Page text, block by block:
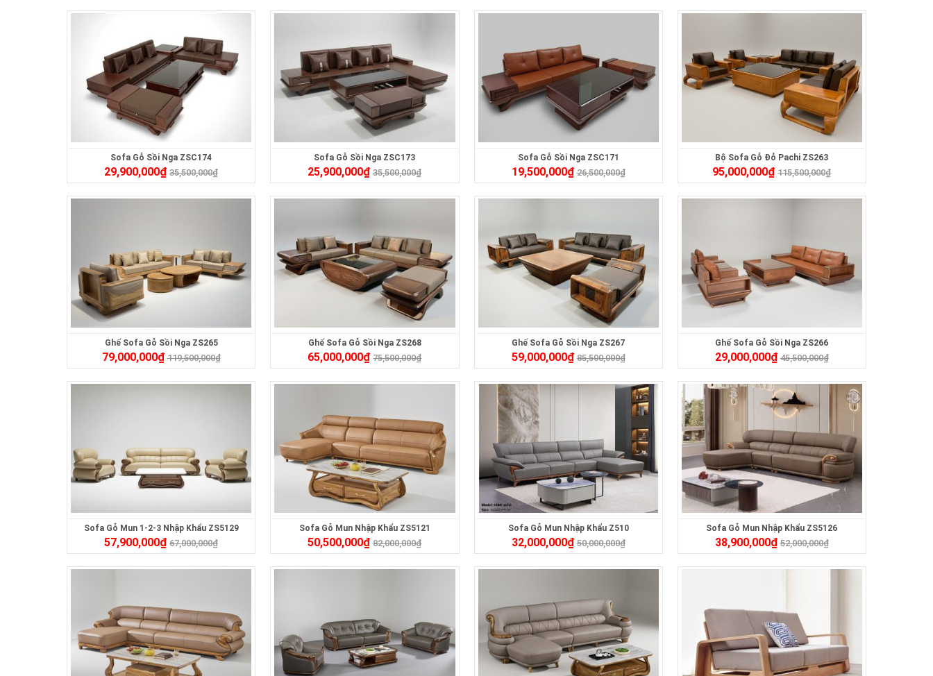
Sofa Gỗ Sồi Nga ZSC174
29,900,000₫ 35,500,000₫
Sofa Gỗ Sồi Nga ZSC173
25,900,000₫ 35,500,000₫
Sofa Gỗ Sồi Nga ZSC171
19,500,000₫ 26,500,000₫
Bộ Sofa Gỗ Đỏ Pachi ZS263
95,000,000₫ 115,500,000₫
Ghế Sofa Gỗ Sồi Nga ZS265
79,000,000₫ 119,500,000₫
Ghế Sofa Gỗ Sồi Nga ZS268
65,000,000₫ 75,500,000₫
Ghế Sofa Gỗ Sồi Nga ZS267
59,000,000₫ 85,500,000₫
Ghế Sofa Gỗ Sồi Nga ZS266
29,000,000₫ 45,500,000₫
Sofa Gỗ Mun 1-2-3 Nhập Khẩu ZS5129
57,900,000₫ 67,000,000₫
Sofa Gỗ Mun Nhập Khẩu ZS5121
50,500,000₫ 82,000,000₫
Sofa Gỗ Mun Nhập Khẩu Z510
32,000,000₫ 50,000,000₫
Sofa Gỗ Mun Nhập Khẩu ZS5126
38,900,000₫ 52,000,000₫